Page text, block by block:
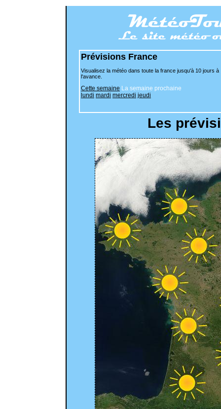
Prévisions France
Visualisez la météo dans toute la france jusqu'à 10 jours à
l'avance.
Cette semaine La semaine prochaine
lundi mardi mercredi jeudi
Les